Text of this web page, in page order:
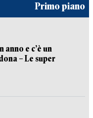
Primo piano
e c’è un
– Le super